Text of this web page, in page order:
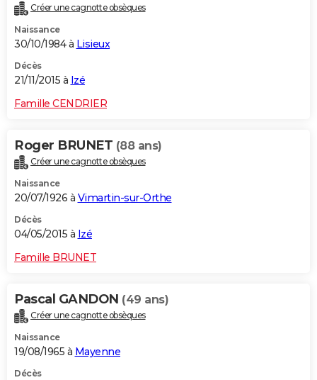
Créer une cagnotte obsèques
Naissance
30/10/1984 à Lisieux
Décès
21/11/2015 à Izé
Famille CENDRIER
Roger BRUNET (88 ans)
Créer une cagnotte obsèques
Naissance
20/07/1926 à Vimartin-sur-Orthe
Décès
04/05/2015 à Izé
Famille BRUNET
Pascal GANDON (49 ans)
Créer une cagnotte obsèques
Naissance
19/08/1965 à Mayenne
Décès